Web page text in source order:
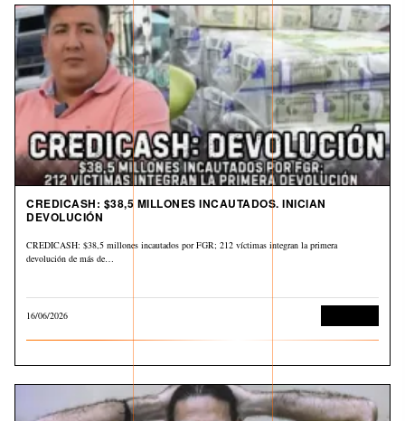
CREDICASH: $38,5 MILLONES INCAUTADOS. INICIAN
DEVOLUCIÓN
CREDICASH: $38,5 millones incautados por FGR; 212 víctimas integran la primera
devolución de más de…
16/06/2026